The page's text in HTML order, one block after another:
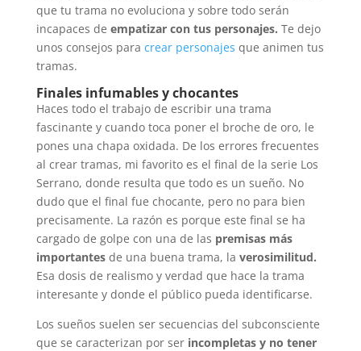
que tu trama no evoluciona y sobre todo serán
incapaces de empatizar con tus personajes. Te dejo
unos consejos para crear personajes que animen tus
tramas.
Finales infumables y chocantes
Haces todo el trabajo de escribir una trama
fascinante y cuando toca poner el broche de oro, le
pones una chapa oxidada. De los errores frecuentes
al crear tramas, mi favorito es el final de la serie Los
Serrano, donde resulta que todo es un sueño. No
dudo que el final fue chocante, pero no para bien
precisamente. La razón es porque este final se ha
cargado de golpe con una de las premisas más
importantesde una buena trama, la verosimilitud.
Esa dosis de realismo y verdad que hace la trama
interesante y donde el público pueda identificarse.
Los sueños suelen ser secuencias del subconsciente
que se caracterizan por ser incompletas y no tener